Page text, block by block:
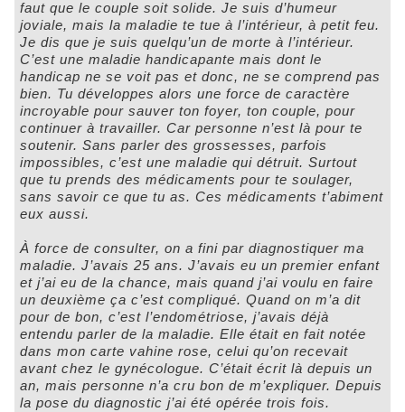
faut que le couple soit solide. Je suis d’humeur
joviale, mais la maladie te tue à l’intérieur, à petit feu.
Je dis que je suis quelqu’un de morte à l’intérieur.
C’est une maladie handicapante mais dont le
handicap ne se voit pas et donc, ne se comprend pas
bien. Tu développes alors une force de caractère
incroyable pour sauver ton foyer, ton couple, pour
continuer à travailler. Car personne n’est là pour te
soutenir. Sans parler des grossesses, parfois
impossibles, c’est une maladie qui détruit. Surtout
que tu prends des médicaments pour te soulager,
sans savoir ce que tu as. Ces médicaments t’abiment
eux aussi.
À force de consulter, on a fini par diagnostiquer ma
maladie. J’avais 25 ans. J’avais eu un premier enfant
et j’ai eu de la chance, mais quand j’ai voulu en faire
un deuxième ça c’est compliqué. Quand on m’a dit
pour de bon, c’est l’endométriose, j’avais déjà
entendu parler de la maladie. Elle était en fait notée
dans mon carte vahine rose, celui qu’on recevait
avant chez le gynécologue. C’était écrit là depuis un
an, mais personne n’a cru bon de m’expliquer. Depuis
la pose du diagnostic j’ai été opérée trois fois.